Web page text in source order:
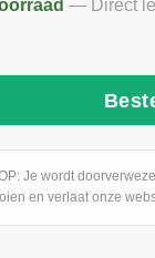
— Direct
Je wordt
en verlaat onze